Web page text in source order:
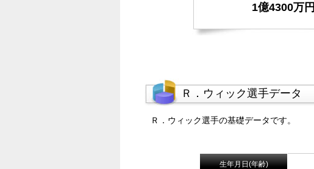
1億4300万円
Ｒ．ウィック選手データ
Ｒ．ウィック選手の基礎データです。
生年月日(年齢)